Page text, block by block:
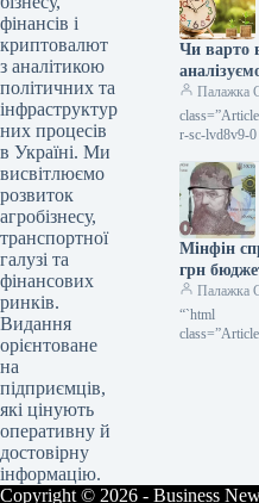
фінансів і
криптовалют
з аналітикою
політичних та
інфраструктур
них процесів
в Україні. Ми
висвітлюємо
розвиток
агробізнесу,
транспортної
галузі та
фінансових
ринків.
Видання
орієнтоване
на
підприємців,
які цінують
оперативну й
достовірну
інформацію.
три
найбільший
комплекс
Чи варто
нинішніх
Палажка
r-sc-lvd8v9-
ставки
Мінфін
грн
липні:
Палажка
“`html
Copyright © 2026 - Business